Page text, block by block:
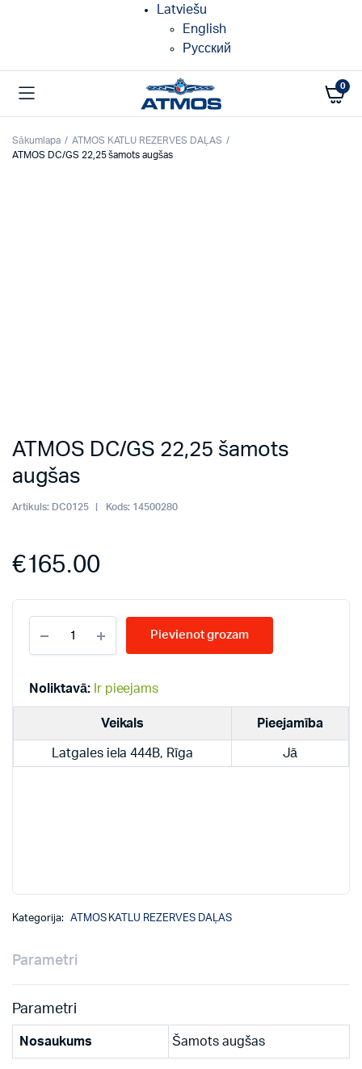
Latviešu
English
Русский
0
Sākumlapa
ATMOS KATLU REZERVES DAĻAS
ATMOS DC/GS 22,25 šamots augšas
ATMOS DC/GS 22,25 šamots
augšas
Artikuls: DC0125 Kods: 14500280
€165.00
DC/GS
22,25
augšas
Pievienot grozam
Noliktavā: Ir pieejams
Veikals Pieejamība
Latgales iela 444B, Rīga Jā
Kategorija: ATMOS KATLU REZERVES DAĻAS
Parametri
Parametri
Nosaukums Šamots augšas